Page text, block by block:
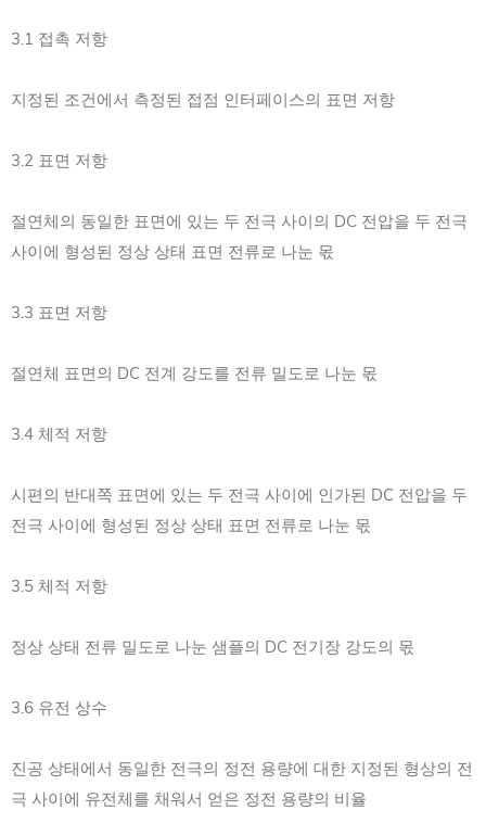
3.1 접촉 저항
지정된 조건에서 측정된 접점 인터페이스의 표면 저항
3.2 표면 저항
절연체의 동일한 표면에 있는 두 전극 사이의 DC 전압을 두 전극
사이에 형성된 정상 상태 표면 전류로 나눈 몫
3.3 표면 저항
절연체 표면의 DC 전계 강도를 전류 밀도로 나눈 몫
3.4 체적 저항
시편의 반대쪽 표면에 있는 두 전극 사이에 인가된 DC 전압을 두
전극 사이에 형성된 정상 상태 표면 전류로 나눈 몫
3.5 체적 저항
정상 상태 전류 밀도로 나눈 샘플의 DC 전기장 강도의 몫
3.6 유전 상수
진공 상태에서 동일한 전극의 정전 용량에 대한 지정된 형상의 전
극 사이에 유전체를 채워서 얻은 정전 용량의 비율